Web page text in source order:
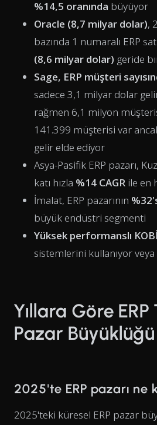
%14,5 oranında büyüyor
Oracle (8,7 milyar dolar),
bazında 1 numaralı ERP
(8,6 milyar dolar) geride
Sage, ERP müşteri
sadece 3,1 milyar dolar
rağmen 6,1 milyon
141.399 müşterisi var
gelir elde ediyor
Asya-Pasifik ERP pazarı,
katı hızla %14 CAGR ile en
İmalat, ERP pazarının
büyük endüstri segmenti
Yüksek performanslı
sistemlerini kullanıyor
Yıllara Göre
Pazar Büyüklüğü
2025'te ERP pazarı ne
2025'teki küresel ERP pazar